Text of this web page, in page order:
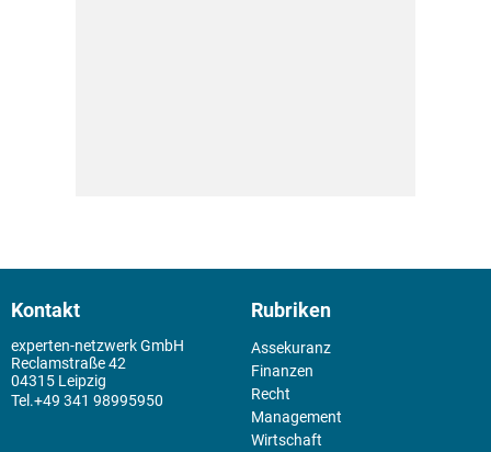
Kontakt
experten-netzwerk GmbH
Reclamstraße 42
04315 Leipzig
+49 341 98995950
Rubriken
Assekuranz
Finanzen
Recht
Management
Wirtschaft